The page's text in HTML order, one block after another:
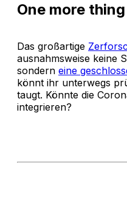
One more thing
Das großartige
ausnahmsweise keine
sondern eine
könnt ihr unterwegs
taugt. Könnte die
integrieren?